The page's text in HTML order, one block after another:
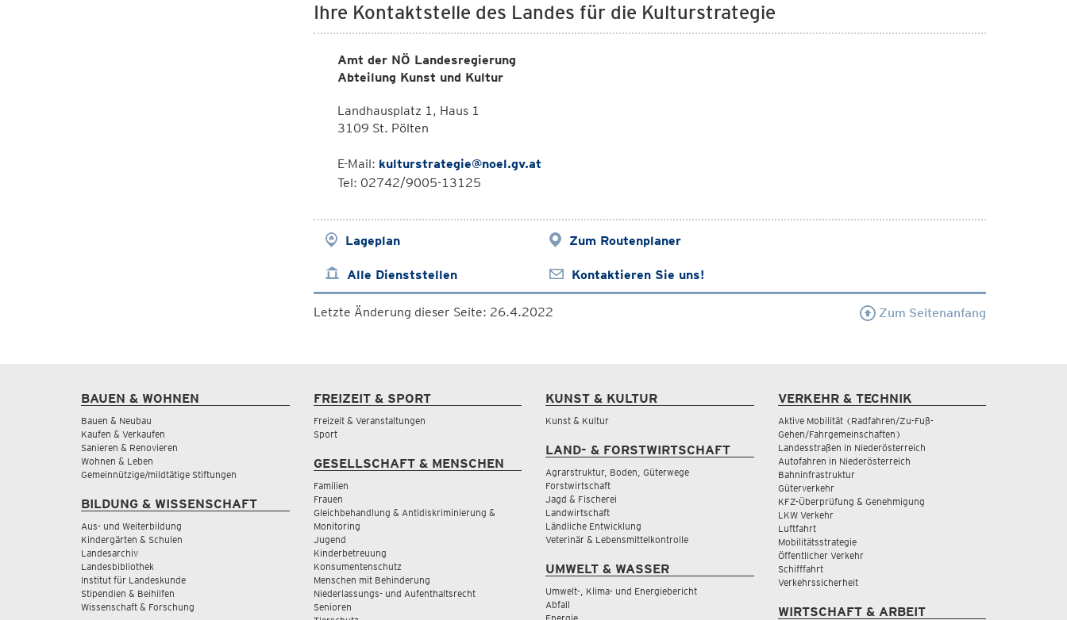
Ihre Kontaktstelle des Landes für die Kulturstrategie
Amt der NÖ Landesregierung
Abteilung Kunst und Kultur
Landhausplatz 1, Haus 1
3109 St. Pölten
E-Mail: kulturstrategie@noel.gv.at
Tel: 02742/9005-13125
Lageplan Zum Routenplaner
Alle Dienststellen Kontaktieren Sie uns!
Letzte Änderung dieser Seite: 26.4.2022 Zum Seitenanfang
BAUEN & WOHNEN
Bauen & Neubau
Kaufen & Verkaufen
Sanieren & Renovieren
Wohnen & Leben
Gemeinnützige/mildtätige Stiftungen
BILDUNG & WISSENSCHAFT
Aus- und Weiterbildung
Kindergärten & Schulen
Landesarchiv
Landesbibliothek
Institut für Landeskunde
Stipendien & Beihilfen
Wissenschaft & Forschung
FREIZEIT & SPORT
Freizeit & Veranstaltungen
Sport
GESELLSCHAFT & MENSCHEN
Familien
Frauen
Gleichbehandlung & Antidiskriminierung &
Monitoring
Jugend
Kinderbetreuung
Konsumentenschutz
Menschen mit Behinderung
Niederlassungs- und Aufenthaltsrecht
Senioren
KUNST & KULTUR
Kunst & Kultur
LAND- & FORSTWIRTSCHAFT
Agrarstruktur, Boden, Güterwege
Forstwirtschaft
Jagd & Fischerei
Landwirtschaft
Ländliche Entwicklung
Veterinär & Lebensmittelkontrolle
UMWELT & WASSER
Umwelt-, Klima- und Energiebericht
Abfall
VERKEHR & TECHNIK
Aktive Mobilität (Radfahren/Zu-Fuß-
Gehen/Fahrgemeinschaften)
Landesstraßen in Niederösterreich
Autofahren in Niederösterreich
Bahninfrastruktur
Güterverkehr
KFZ-Überprüfung & Genehmigung
LKW Verkehr
Luftfahrt
Mobilitätsstrategie
Öffentlicher Verkehr
Schifffahrt
Verkehrssicherheit
WIRTSCHAFT & ARBEIT